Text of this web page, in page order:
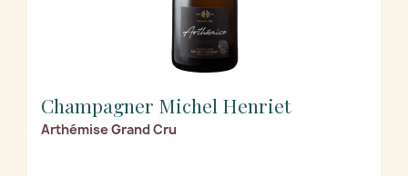
Champagner Michel Henriet
Arthémise Grand Cru